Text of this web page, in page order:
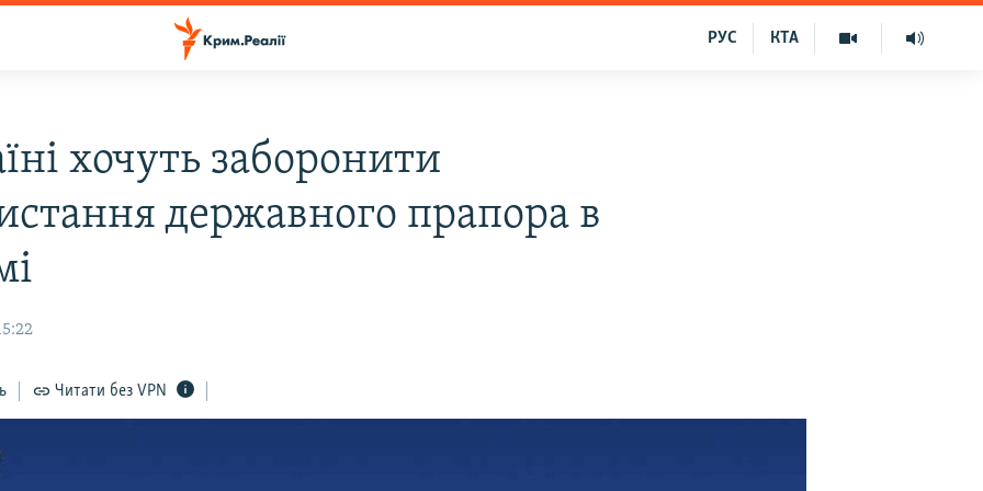
КТА
РУС
хочуть заборонити
державного прапора в
Читати без VPN